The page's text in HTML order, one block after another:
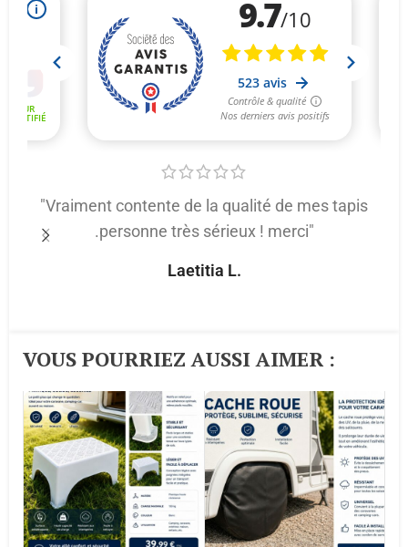
"Vraiment contente de la qualité de mes tapis
.personne très sérieux ! merci"
Laetitia L.
VOUS POURRIEZ AUSSI AIMER :​